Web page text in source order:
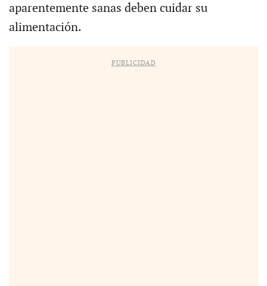
aparentemente sanas deben cuidar su
alimentación.
PUBLICIDAD